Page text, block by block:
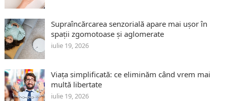
Supraîncărcarea senzorială apare mai ușor în
spații zgomotoase și aglomerate
iulie 19, 2026
Viața simplificată: ce eliminăm când vrem mai
multă libertate
iulie 19, 2026